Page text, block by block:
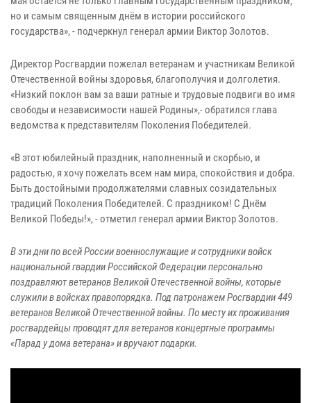
но и самым священным днём в истории российского
государства», - подчеркнул генерал армии Виктор Золотов.
Директор Росгвардии пожелал ветеранам и участникам Великой
Отечественной войны здоровья, благополучия и долголетия.
«Низкий поклон вам за ваши ратные и трудовые подвиги во имя
свободы и независимости нашей Родины»,- обратился глава
ведомства к представителям Поколения Победителей.
«В этот юбилейный праздник, наполненный и скорбью, и
радостью, я хочу пожелать всем нам мира, спокойствия и добра.
Быть достойными продолжателями славных созидательных
традиций Поколения Победителей. С праздником! С Днём
Великой Победы!», - отметил генерал армии Виктор Золотов.
В эти дни по всей России военнослужащие и сотрудники войск
национальной гвардии Российской Федерации персонально
поздравляют ветеранов Великой Отечественной войны, которые
служили в войсках правопорядка. Под патронажем Росгвардии 449
ветеранов Великой Отечественной войны. По месту их проживания
росгвардейцы проводят для ветеранов концертные программы
«Парад у дома ветерана» и вручают подарки.